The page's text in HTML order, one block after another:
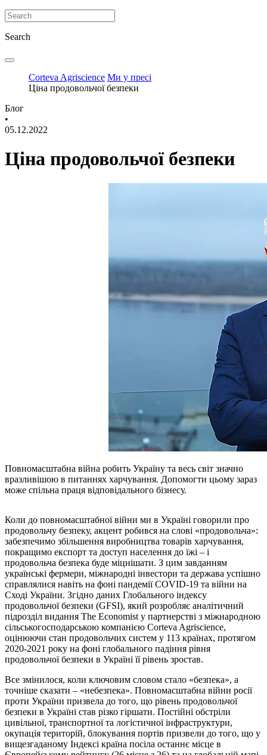
Search
Corteva Agriscience Ми у пресі
Ціна продовольчої безпеки
Блог
•
05.12.2022
Ціна продовольчої безпеки
Повномасштабна війна робить Україну та весь світ значно
вразливішою в питаннях харчування. Допомогти цьому зараз
може спільна праця відповідального бізнесу.
Коли до повномасштабної війни ми в Україні говорили про
продовольчу безпеку, акцент робився на слові «продовольча»:
забезпечимо збільшення виробництва товарів харчування,
покращимо експорт та доступ населення до їжі – і
продовольча безпека буде міцнішати. З цим завданням
українські фермери, міжнародні інвестори та держава успішно
справлялися навіть на фоні пандемії COVID-19 та війни на
Сході України. Згідно даних Глобального індексу
продовольчої безпеки (GFSI), який розробляє аналітичний
підрозділ видання The Economist у партнерстві з міжнародною
сільськогосподарською компанією Corteva Agriscience,
оцінюючи стан продовольчих систем у 113 країнах, протягом
2020-2021 року на фоні глобального падіння рівня
продовольчої безпеки в Україні її рівень зростав.
Все змінилося, коли ключовим словом стало «безпека», а
точніше сказати – «небезпека». Повномасштабна війни росії
проти України призвела до того, що рівень продовольчої
безпеки в Україні став різко гіршати. Постійні обстріли
цивільної, транспортної та логістичної інфраструктури,
окупація територій, блокування портів призвели до того, що у
вищезгаданому Індексі країна посіла останнє місце в